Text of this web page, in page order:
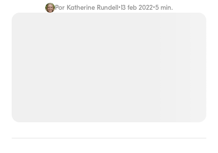
Por Katherine Rundell•13 feb 2022•5 min.